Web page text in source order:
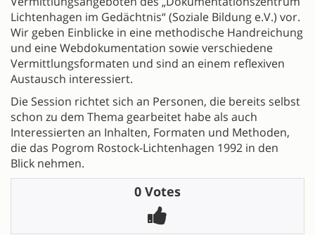
Lichtenhagen im Gedächtnis“ (Soziale Bildung e.V.) vor.
Wir geben Einblicke in eine methodische Handreichung
und eine Webdokumentation sowie verschiedene
Vermittlungsformaten und sind an einem reflexiven
Austausch interessiert.
Die Session richtet sich an Personen, die bereits selbst
schon zu dem Thema gearbeitet habe als auch
Interessierten an Inhalten, Formaten und Methoden,
die das Pogrom Rostock-Lichtenhagen 1992 in den
Blick nehmen.
0 Votes